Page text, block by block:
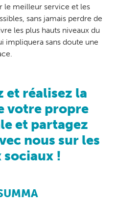
le meilleur service et les
sans jamais perdre de
les plus hauts niveaux du
impliquera sans doute une
et réalisez la
votre propre
et partagez
nous sur les
sociaux !